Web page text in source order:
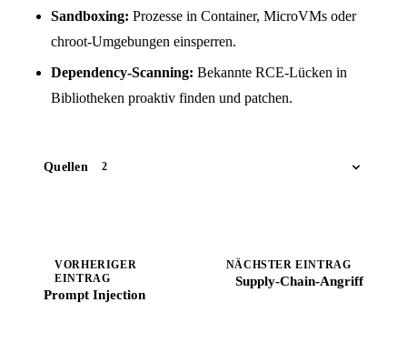
Sandboxing: Prozesse in Container, MicroVMs oder
chroot-Umgebungen einsperren.
Dependency-Scanning: Bekannte RCE-Lücken in
Bibliotheken proaktiv finden und patchen.
Quellen 2
VORHERIGER
EINTRAG
Prompt Injection
NÄCHSTER EINTRAG
Supply-Chain-Angriff